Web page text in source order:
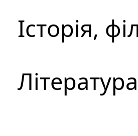
Історія,